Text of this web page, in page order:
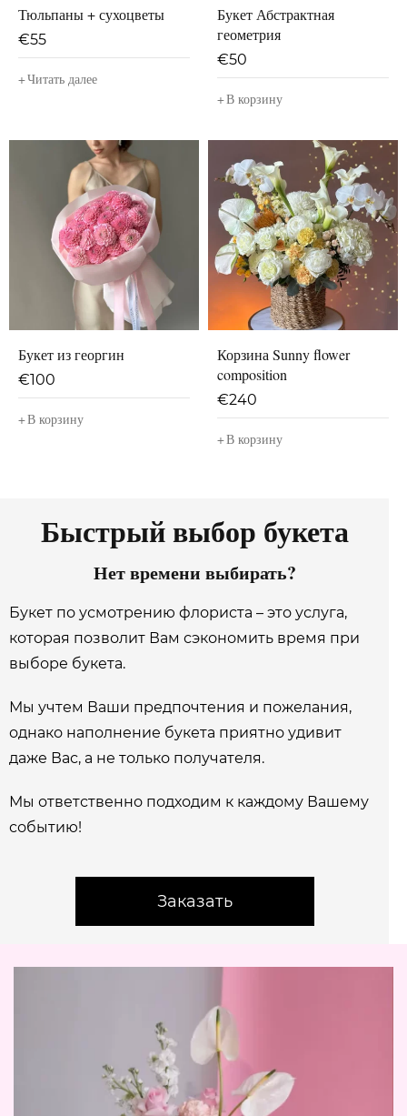
Тюльпаны + сухоцветы
€55
Читать далее
Букет Абстрактная
геометрия
€50
В корзину
Букет из георгин
€100
В корзину
Корзина Sunny flower
composition
€240
В корзину
Быстрый выбор букета
Нет времени выбирать?
Букет по усмотрению флориста – это услуга,
которая позволит Вам сэкономить время при
выборе букета.
Мы учтем Ваши предпочтения и пожелания,
однако наполнение букета приятно удивит
даже Вас, а не только получателя.
Мы ответственно подходим к каждому Вашему
событию!
Заказать